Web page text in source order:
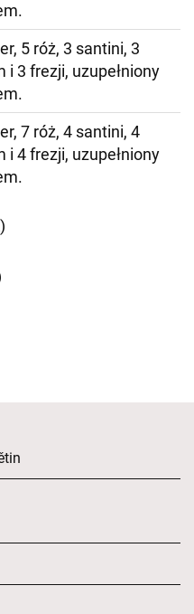
5 róż, 3 santini, 3
i 3 frezji, uzupełniony
7 róż, 4 santini, 4
i 4 frezji, uzupełniony